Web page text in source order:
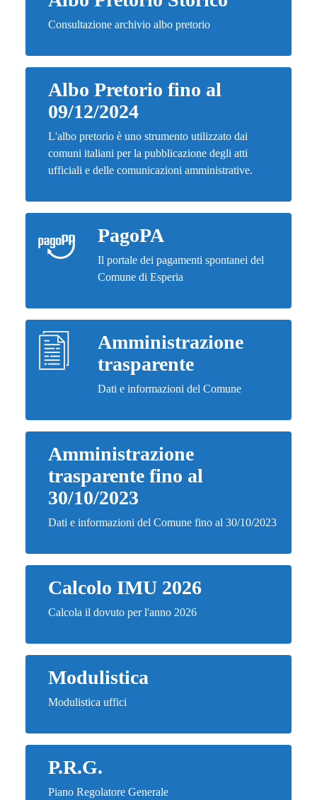
Consultazione archivio albo pretorio
Albo Pretorio fino al
09/12/2024
L'albo pretorio è uno strumento utilizzato dai
comuni italiani per la pubblicazione degli atti
ufficiali e delle comunicazioni amministrative.
PagoPA
Il portale dei pagamenti spontanei del
Comune di Esperia
Amministrazione
trasparente
Dati e informazioni del Comune
Amministrazione
trasparente fino al
30/10/2023
Dati e informazioni del Comune fino al 30/10/2023
Calcolo IMU 2026
Calcola il dovuto per l'anno 2026
Modulistica
Modulistica uffici
P.R.G.
Piano Regolatore Generale